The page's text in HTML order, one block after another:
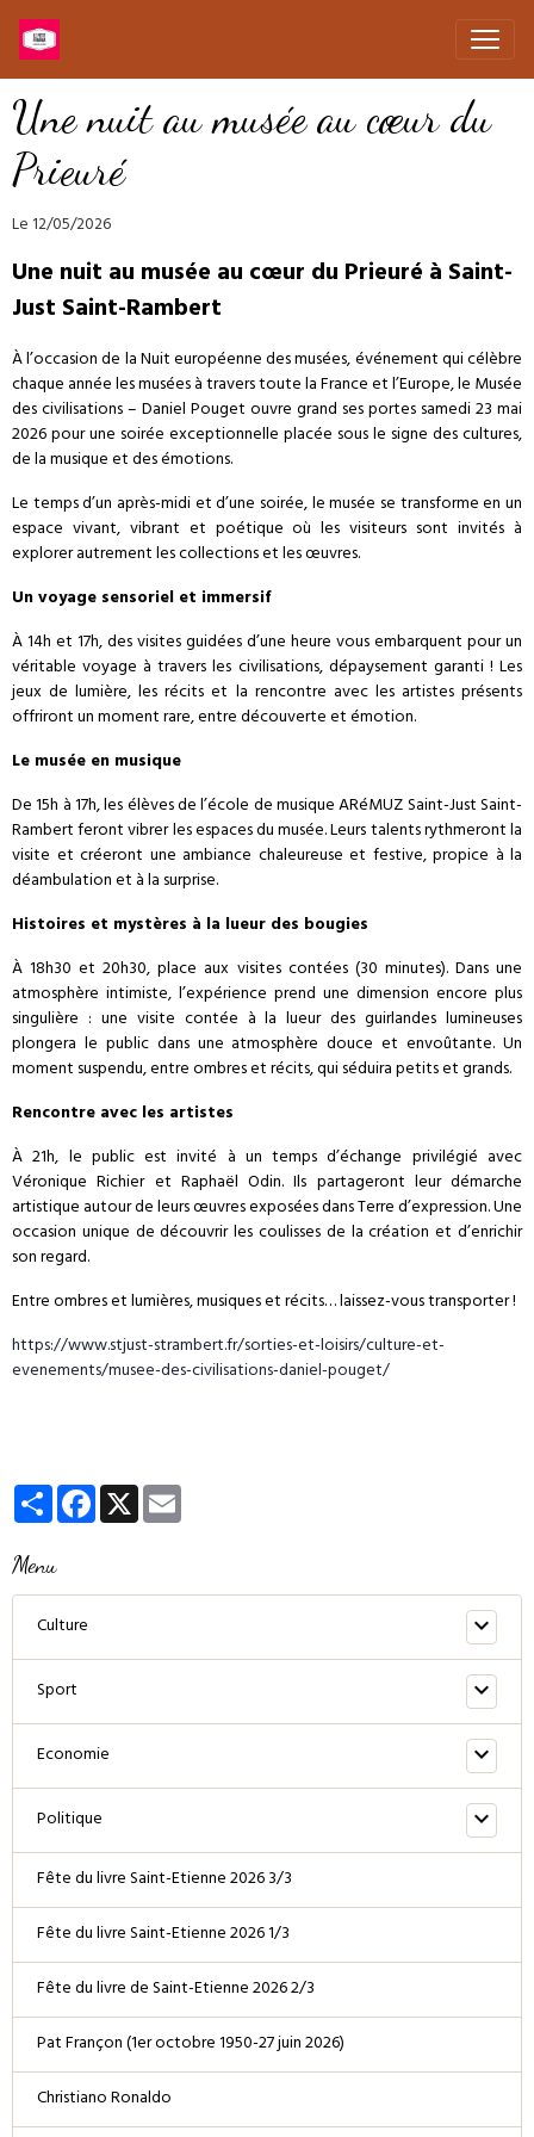
Une nuit au musée au cœur du
Prieuré
Le 12/05/2026
Une nuit au musée au cœur du Prieuré à Saint-
Just Saint-Rambert
À l’occasion de la Nuit européenne des musées, événement qui célèbre
chaque année les musées à travers toute la France et l’Europe, le Musée
des civilisations – Daniel Pouget ouvre grand ses portes samedi 23 mai
2026 pour une soirée exceptionnelle placée sous le signe des cultures,
de la musique et des émotions.
Le temps d’un après-midi et d’une soirée, le musée se transforme en un
espace vivant, vibrant et poétique où les visiteurs sont invités à
explorer autrement les collections et les œuvres.
Un voyage sensoriel et immersif
À 14h et 17h, des visites guidées d’une heure vous embarquent pour un
véritable voyage à travers les civilisations, dépaysement garanti ! Les
jeux de lumière, les récits et la rencontre avec les artistes présents
offriront un moment rare, entre découverte et émotion.
Le musée en musique
De 15h à 17h, les élèves de l’école de musique ARéMUZ Saint-Just Saint-
Rambert feront vibrer les espaces du musée. Leurs talents rythmeront la
visite et créeront une ambiance chaleureuse et festive, propice à la
déambulation et à la surprise.
Histoires et mystères à la lueur des bougies
À 18h30 et 20h30, place aux visites contées (30 minutes). Dans une
atmosphère intimiste, l’expérience prend une dimension encore plus
singulière : une visite contée à la lueur des guirlandes lumineuses
plongera le public dans une atmosphère douce et envoûtante. Un
moment suspendu, entre ombres et récits, qui séduira petits et grands.
Rencontre avec les artistes
À 21h, le public est invité à un temps d’échange privilégié avec
Véronique Richier et Raphaël Odin. Ils partageront leur démarche
artistique autour de leurs œuvres exposées dans Terre d’expression. Une
occasion unique de découvrir les coulisses de la création et d’enrichir
son regard.
Entre ombres et lumières, musiques et récits… laissez-vous transporter !
https://www.stjust-strambert.fr/sorties-et-loisirs/culture-et-
evenements/musee-des-civilisations-daniel-pouget/
PartagerFacebook
X
Menu
Culture
Sport
Economie
Politique
Fête du livre Saint-Etienne 2026 3/3
Fête du livre Saint-Etienne 2026 1/3
Fête du livre de Saint-Etienne 2026 2/3
Pat Françon (1er octobre 1950-27 juin 2026)
Christiano Ronaldo